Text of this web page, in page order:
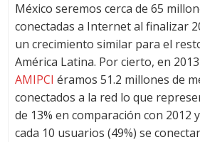
México seremos cerca de 65
conectadas a Internet al finalizar
un crecimiento similar para el
América Latina. Por cierto, en
AMIPCI éramos 51.2 millones de
conectados a la red lo que
de 13% en comparación con 2012
cada 10 usuarios (49%) se